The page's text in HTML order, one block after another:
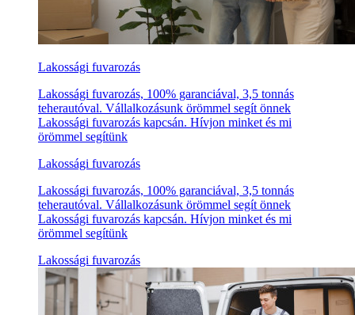
Lakossági fuvarozás
Lakossági fuvarozás, 100% garanciával, 3,5 tonnás
teherautóval. Vállalkozásunk örömmel segít önnek
Lakossági fuvarozás kapcsán. Hívjon minket és mi
örömmel segítünk
Lakossági fuvarozás
Lakossági fuvarozás, 100% garanciával, 3,5 tonnás
teherautóval. Vállalkozásunk örömmel segít önnek
Lakossági fuvarozás kapcsán. Hívjon minket és mi
örömmel segítünk
Lakossági fuvarozás